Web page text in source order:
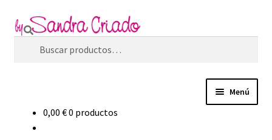
Ir
a
Ir
al
contenido
Buscar
Menú
0,00 €0 productos